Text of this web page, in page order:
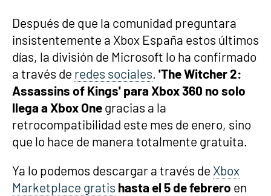
Después de que la comunidad preguntara
insistentemente a Xbox España estos últimos
días, la división de Microsoft lo ha confirmado
a través de redes sociales. 'The Witcher 2:
Assassins of Kings' para Xbox 360 no solo
llega a Xbox One gracias a la
retrocompatibilidad este mes de enero, sino
que lo hace de manera totalmente gratuita.
Ya lo podemos descargar a través de Xbox
Marketplace gratis hasta el 5 de febrero en